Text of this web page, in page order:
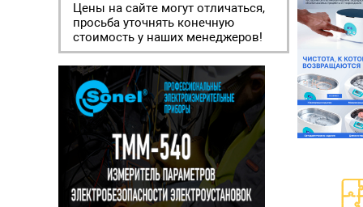
Цены на сайте могут отличаться,
просьба уточнять конечную
стоимость у наших менеджеров!